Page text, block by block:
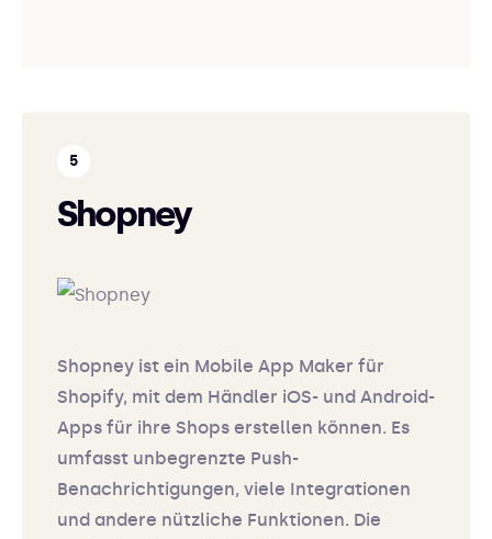
Shopney
Shopney ist ein Mobile App Maker für
Shopify, mit dem Händler iOS- und Android-
Apps für ihre Shops erstellen können. Es
umfasst unbegrenzte Push-
Benachrichtigungen, viele Integrationen
und andere nützliche Funktionen. Die